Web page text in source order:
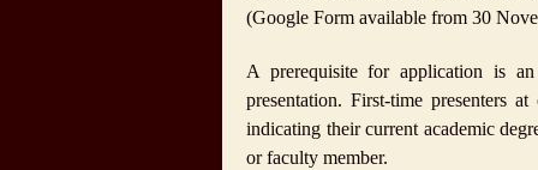
(Google Form available from 30
A prerequisite for application is
presentation. First-time presenters
indicating their current academic
or faculty member.